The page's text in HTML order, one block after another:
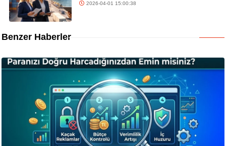
2026-04-01 15:00:38
Benzer Haberler